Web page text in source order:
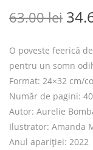
63.00lei
O poveste feerică
pentru un somn
Format: 24×32 cm/
Număr de pagini: 40
Autor: Aurelie
Ilustrator: Amanda
Anul apariției: 2022